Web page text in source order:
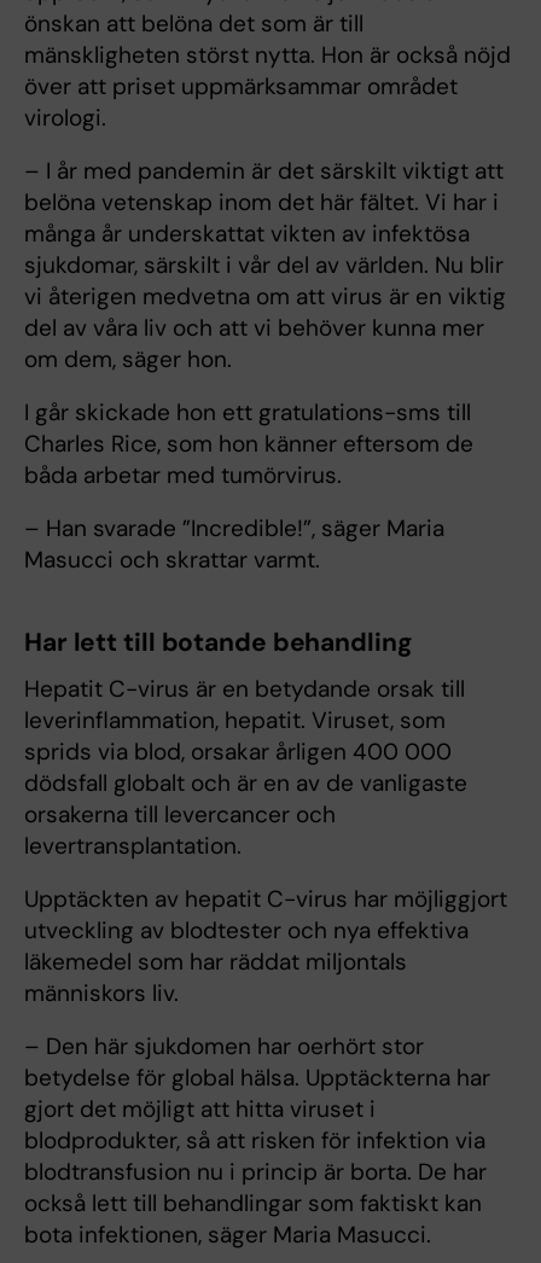
önskan att belöna det som är till
mänskligheten störst nytta. Hon är också nöjd
över att priset uppmärksammar området
virologi.
– I år med pandemin är det särskilt viktigt att
belöna vetenskap inom det här fältet. Vi har i
många år underskattat vikten av infektösa
sjukdomar, särskilt i vår del av världen. Nu blir
vi återigen medvetna om att virus är en viktig
del av våra liv och att vi behöver kunna mer
om dem, säger hon.
I går skickade hon ett gratulations-sms till
Charles Rice, som hon känner eftersom de
båda arbetar med tumörvirus.
– Han svarade ”Incredible!”, säger Maria
Masucci och skrattar varmt.
Har lett till botande behandling
Hepatit C-virus är en betydande orsak till
leverinflammation, hepatit. Viruset, som
sprids via blod, orsakar årligen 400 000
dödsfall globalt och är en av de vanligaste
orsakerna till levercancer och
levertransplantation.
Upptäckten av hepatit C-virus har möjliggjort
utveckling av blodtester och nya effektiva
läkemedel som har räddat miljontals
människors liv.
– Den här sjukdomen har oerhört stor
betydelse för global hälsa. Upptäckterna har
gjort det möjligt att hitta viruset i
blodprodukter, så att risken för infektion via
blodtransfusion nu i princip är borta. De har
också lett till behandlingar som faktiskt kan
bota infektionen, säger Maria Masucci.